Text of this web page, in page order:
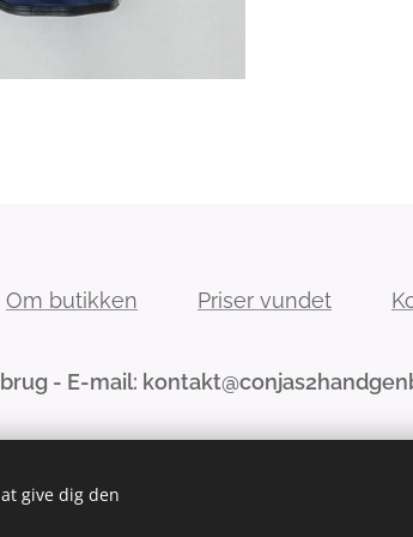
Om butikken Priser vundet
- E-mail:
give dig den